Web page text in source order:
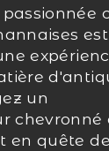
un
chevronné
en quête